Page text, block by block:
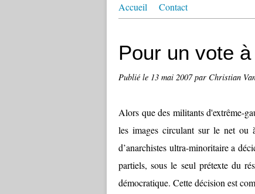
Accueil Contact
Pour un vote
Publié le 13 mai 2007par Christian
Alors que des militants d'extrême-
les images circulant sur le net ou
d’anarchistes ultra-minoritaire a
partiels, sous le seul prétexte du
démocratique. Cette décision est